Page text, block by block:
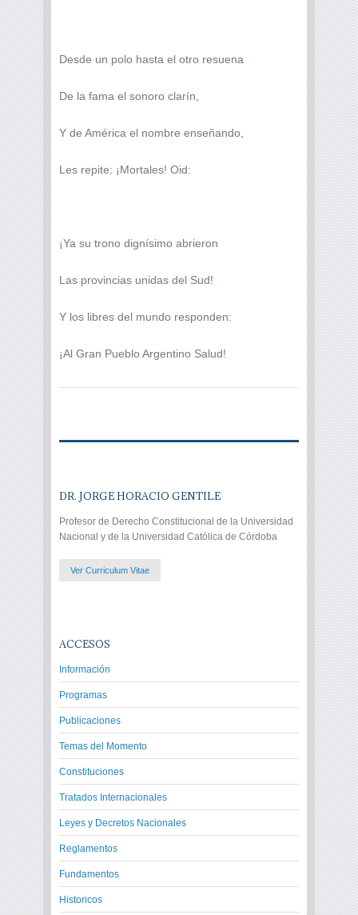
Desde un polo hasta el otro resuena
De la fama el sonoro clarín,
Y de América el nombre enseñando,
Les repite: ¡Mortales! Oid:
¡Ya su trono dignísimo abrieron
Las provincias unidas del Sud!
Y los libres del mundo responden:
¡Al Gran Pueblo Argentino Salud!
DR. JORGE HORACIO GENTILE
Profesor de Derecho Constitucional de la Universidad
Nacional y de la Universidad Católica de Córdoba
Ver Curriculum Vitae
ACCESOS
Información
Programas
Publicaciones
Temas del Momento
Constituciones
Tratados Internacionales
Leyes y Decretos Nacionales
Reglamentos
Fundamentos
Historicos